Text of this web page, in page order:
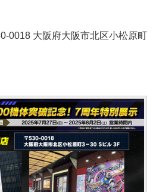
0018 大阪府大阪市北区小松原町